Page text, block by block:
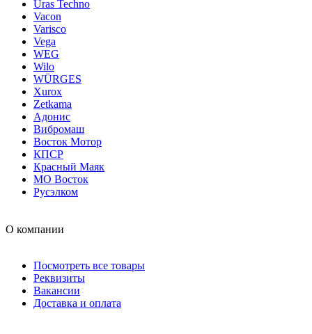
Uras Techno
Vacon
Varisco
Vega
WEG
Wilo
WÜRGES
Xurox
Zetkama
Адонис
Вибромаш
Восток Мотор
КПСР
Красный Маяк
МО Восток
Русэлком
О компании
Посмотреть все товары
Реквизиты
Вакансии
Доставка и оплата